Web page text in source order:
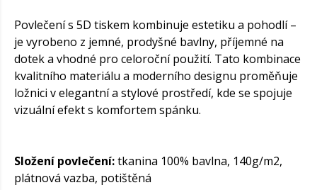
Povlečení s 5D tiskem kombinuje estetiku a pohodlí –
je vyrobeno z jemné, prodyšné bavlny, příjemné na
dotek a vhodné pro celoroční použití. Tato kombinace
kvalitního materiálu a moderního designu proměňuje
ložnici v elegantní a stylové prostředí, kde se spojuje
vizuální efekt s komfortem spánku.
Složení povlečení:tkanina 100% bavlna, 140g/m2,
plátnová vazba, potištěná